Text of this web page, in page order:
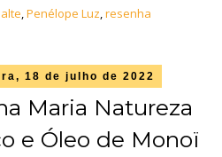
,Penélope Luz,resenha
18 de julho de 2022
Maria Natureza
e Óleo de Monoï